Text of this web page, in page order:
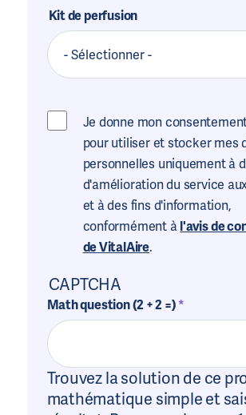
Kit de perfusion
Kit
de
perfusion
Je donne mon
pour utiliser et stocker mes
personnelles uniquement à
d'amélioration du service
et à des fins d'information,
conformément àl'avis de
de VitalAire.
CAPTCHA
Math question (2 + 2 =)
Trouvez la solution de ce
mathématique simple et